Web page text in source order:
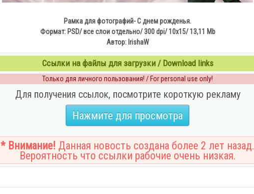
Рамка для фотографий- С днем рожденья.
Формат: PSD/ все слои отдельно/ 300 dpi/ 10x15/ 13,11 Mb
Автор: IrishaW
Ссылки на файлы для загрузки / Download links
Только для личного пользования! / For personal use only!
Для получения ссылок, посмотрите короткую рекламу
Нажмите для просмотра
* Внимание! Данная новость создана более 2 лет назад.
Вероятность что ссылки рабочие очень низкая.